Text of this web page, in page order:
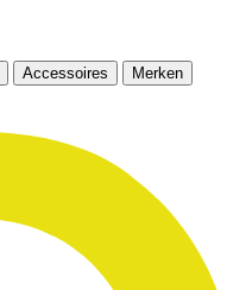
Accessoires
Merken